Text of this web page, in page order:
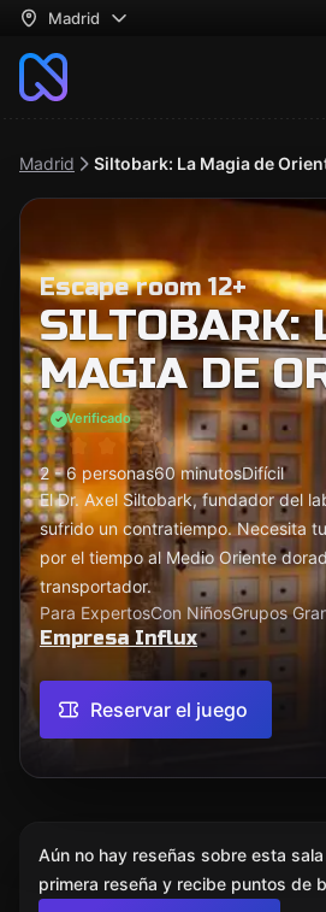
Madrid
Madrid Siltobark: La Magia de
Escape room 12+
SILTOBARK:
MAGIA DE
Verificado
2 - 6 personas60 minutosDifícil
El Dr. Axel Siltobark, fundador del
sufrido un contratiempo. Necesita
por el tiempo al Medio Oriente
transportador.
Para ExpertosCon NiñosGrupos
Empresa Influx
Reservar el juego
Aún no hay reseñas sobre esta
primera reseña y recibe puntos de